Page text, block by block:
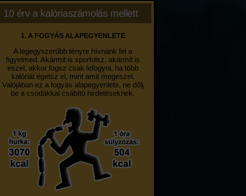
10 érv a kalóriaszámolás mellett
1. A FOGYÁS ALAPEGYENLETE
A legegyszerűbb tényre hívnánk fel a
figyelmed. Akármit is sportolsz, akármit is
eszel, akkor fogsz csak lefogyni, ha több
kalóriát égetsz el, mint amit megeszel.
Valójában ez a fogyás alapegyenlete, ne dőlj
be a csodákkal csábító hirdetéseknek.